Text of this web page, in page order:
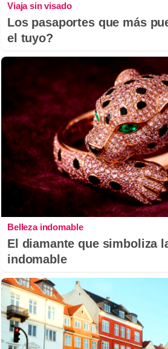
Viaja sin visado
Los pasaportes que más
el tuyo?
Belleza indomable
El diamante que simboliza
indomable